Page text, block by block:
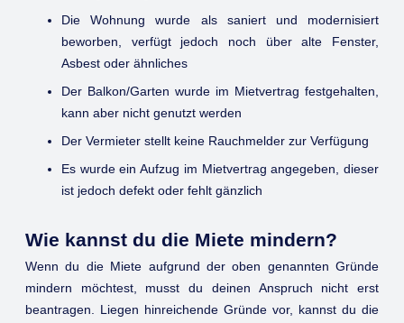
Die Wohnung wurde als saniert und modernisiert
beworben, verfügt jedoch noch über alte Fenster,
Asbest oder ähnliches
Der Balkon/Garten wurde im Mietvertrag festgehalten,
kann aber nicht genutzt werden
Der Vermieter stellt keine Rauchmelder zur Verfügung
Es wurde ein Aufzug im Mietvertrag angegeben, dieser
ist jedoch defekt oder fehlt gänzlich
Wie kannst du die Miete mindern?
Wenn du die Miete aufgrund der oben genannten Gründe
mindern möchtest, musst du deinen Anspruch nicht erst
beantragen. Liegen hinreichende Gründe vor, kannst du die